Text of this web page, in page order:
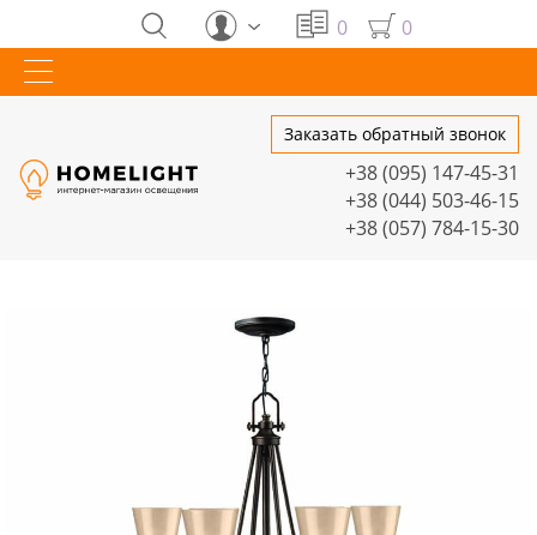
0 0
Заказать обратный звонок
+38 (095) 147-45-31
+38 (044) 503-46-15
+38 (057) 784-15-30